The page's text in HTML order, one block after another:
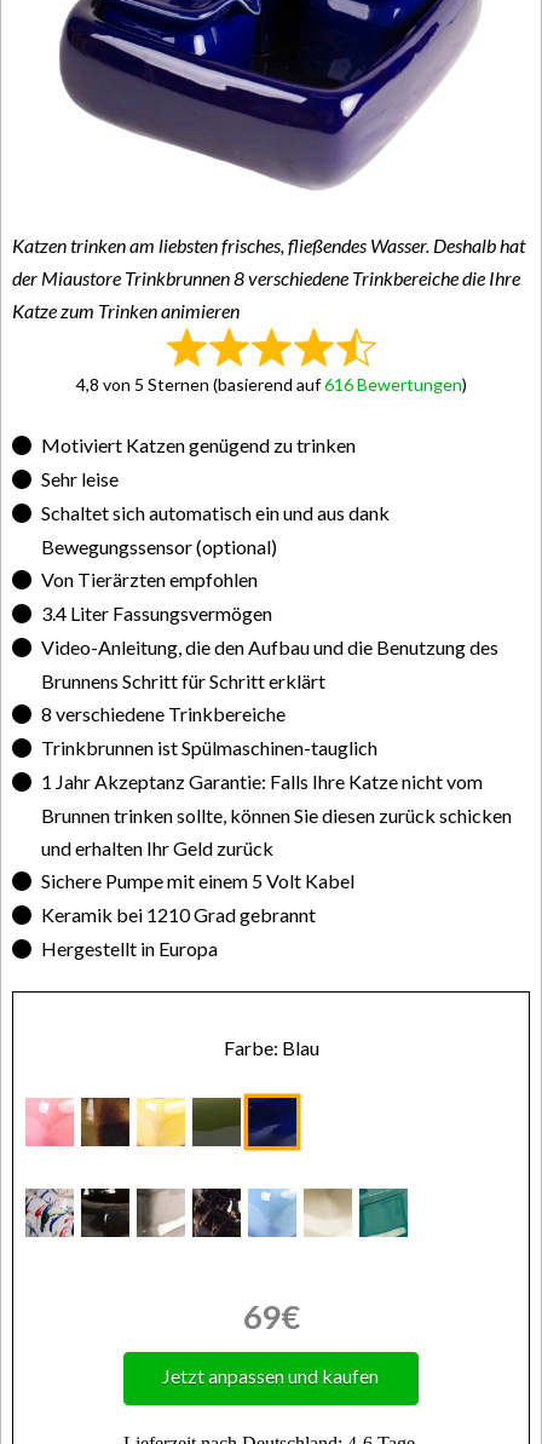
Katzen trinken am liebsten frisches, fließendes Wasser. Deshalb hat
der Miaustore Trinkbrunnen 8 verschiedene Trinkbereiche die Ihre
Katze zum Trinken animieren
4,8 von 5 Sternen (basierend auf616 Bewertungen)
Motiviert Katzen genügend zu trinken
Sehr leise
Schaltet sich automatisch ein und aus dank
Bewegungssensor (optional)
Von Tierärzten empfohlen
3.4 Liter Fassungsvermögen
Video-Anleitung, die den Aufbau und die Benutzung des
Brunnens Schritt für Schritt erklärt
8 verschiedene Trinkbereiche
Trinkbrunnen ist Spülmaschinen-tauglich
1 Jahr Akzeptanz Garantie: Falls Ihre Katze nicht vom
Brunnen trinken sollte, können Sie diesen zurück schicken
und erhalten Ihr Geld zurück
Sichere Pumpe mit einem 5 Volt Kabel
Keramik bei 1210 Grad gebrannt
Hergestellt in Europa
Farbe: Blau
69€
Jetzt anpassen und kaufen